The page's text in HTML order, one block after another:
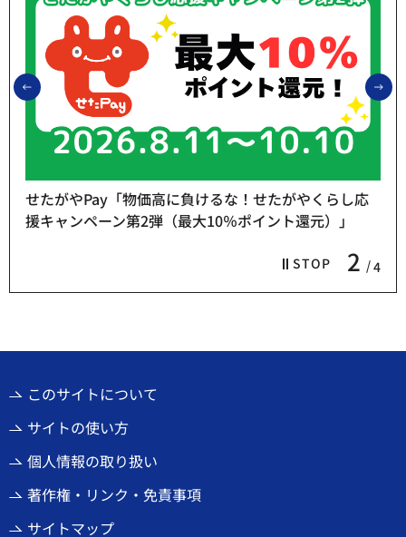
前のスライドを表示
STOP 2 4
せたがやPay「物価高に負けるな！せたがやくらし応
援キャンペーン第2弾（最大10％ポイント還元）」
このサイトについて
サイトの使い方
個人情報の取り扱い
著作権・リンク・免責事項
サイトマップ